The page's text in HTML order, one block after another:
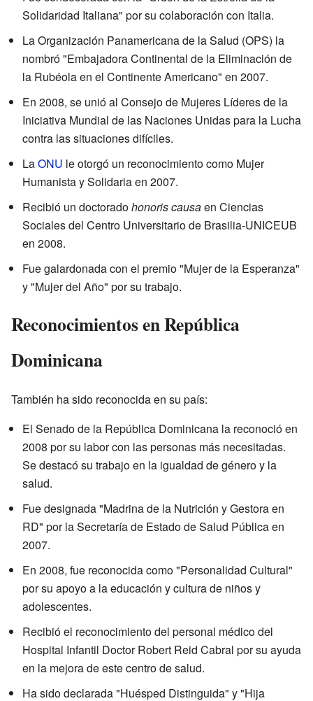
Solidaridad Italiana" por su colaboración con Italia.
La Organización Panamericana de la Salud (OPS) la
nombró "Embajadora Continental de la Eliminación de
la Rubéola en el Continente Americano" en 2007.
En 2008, se unió al Consejo de Mujeres Líderes de la
Iniciativa Mundial de las Naciones Unidas para la Lucha
contra las situaciones difíciles.
LaONU le otorgó un reconocimiento como Mujer
Humanista y Solidaria en 2007.
Recibió un doctoradohonoris causaen Ciencias
Sociales del Centro Universitario de Brasilia-UNICEUB
en 2008.
Fue galardonada con el premio "Mujer de la Esperanza"
y "Mujer del Año" por su trabajo.
Reconocimientos en República
Dominicana
También ha sido reconocida en su país:
El Senado de la República Dominicana la reconoció en
2008 por su labor con las personas más necesitadas.
Se destacó su trabajo en la igualdad de género y la
salud.
Fue designada "Madrina de la Nutrición y Gestora en
RD" por la Secretaría de Estado de Salud Pública en
2007.
En 2008, fue reconocida como "Personalidad Cultural"
por su apoyo a la educación y cultura de niños y
adolescentes.
Recibió el reconocimiento del personal médico del
Hospital Infantil Doctor Robert Reid Cabral por su ayuda
en la mejora de este centro de salud.
Ha sido declarada "Huésped Distinguida" y "Hija